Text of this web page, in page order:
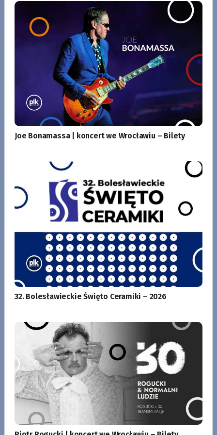
Joe Bonamassa | koncert we Wrocławiu – Bilety
32. Bolesławieckie Święto Ceramiki – 2026